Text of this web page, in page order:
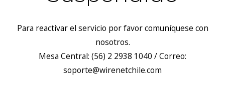
Para reactivar el servicio por favor comuníquese con
nosotros.
Mesa Central: (56) 2 2938 1040 / Correo:
soporte@wirenetchile.com